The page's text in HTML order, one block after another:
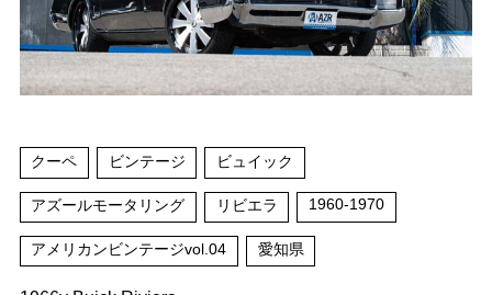
クーペ ビンテージ ビュイック
アズールモータリング リビエラ 1960-1970
アメリカンビンテージvol.04 愛知県